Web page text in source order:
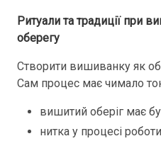
Ритуали та традиції при
оберегу
Створити вишиванку як
Сам процес має чимало
вишитий оберіг має
нитка у процесі